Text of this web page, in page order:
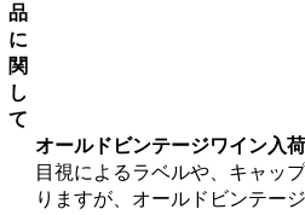
品
に
関
し
て
オールドビンテージワイン入
目視によるラベルや、キャッ
りますが、オールドビンテー